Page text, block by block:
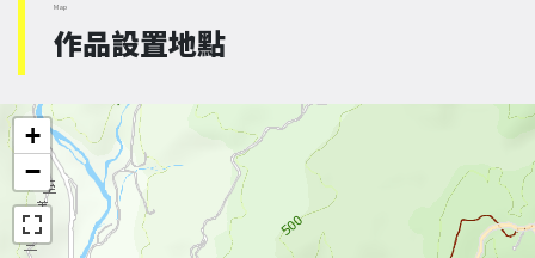
Map
作品設置地點
+
−